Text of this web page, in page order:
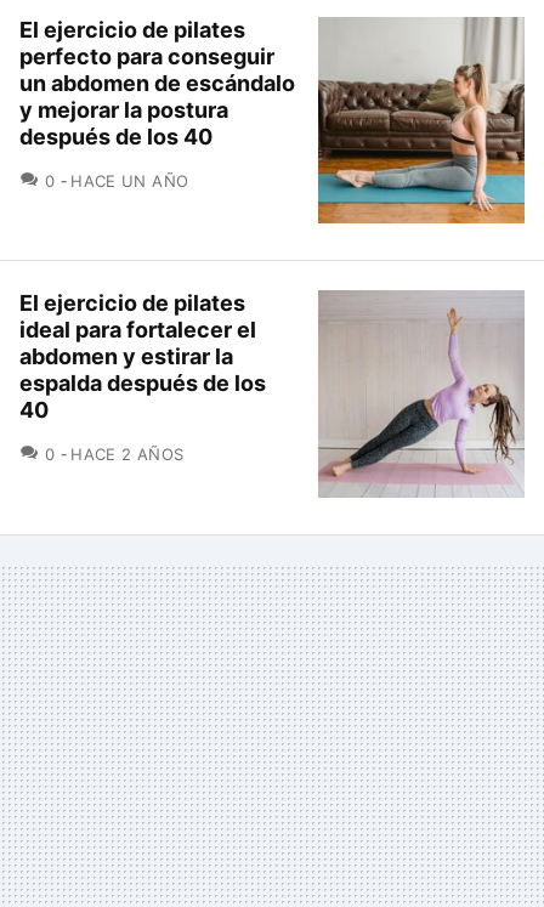
El ejercicio de pilates
perfecto para conseguir
un abdomen de escándalo
y mejorar la postura
después de los 40
0 COMENTARIOS
HACE UN AÑO
El ejercicio de pilates
ideal para fortalecer el
abdomen y estirar la
espalda después de los
40
0 COMENTARIOS
HACE 2 AÑOS